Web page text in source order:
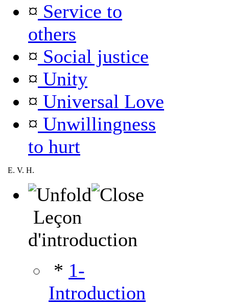
¤ Service to
others
¤ Social justice
¤ Unity
¤ Universal Love
¤ Unwillingness
to hurt
E. V. H.
Leçon
d'introduction
* 1-
Introduction